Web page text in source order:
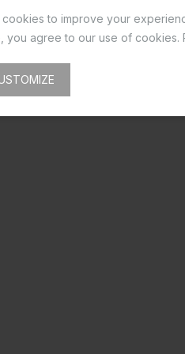
cookies to improve your
you agree to our use of cookies.